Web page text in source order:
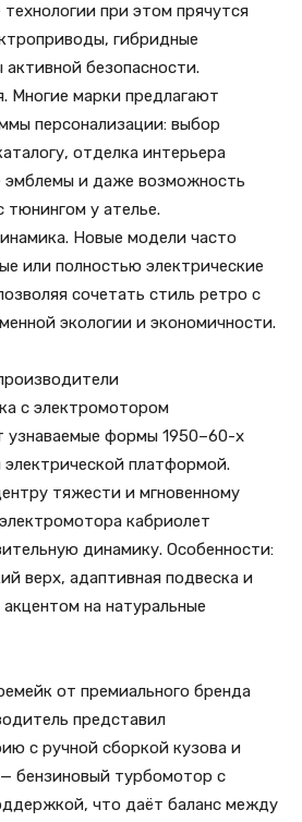
при этом прячутся
гибридные
безопасности.
Многие марки предлагают
персонализации: выбор
отделка интерьера
эмблемы и даже возможность
тюнингом у ателье.
Новые модели часто
или полностью электрические
сочетать стиль ретро с
экологии и экономичности.
с электромотором
узнаваемые формы 1950–60-х
платформой.
тяжести и мгновенному
кабриолет
динамику. Особенности:
верх, адаптивная подвеска и
на натуральные
от премиального бренда
представил
с ручной сборкой кузова и
бензиновый турбомотор с
что даёт баланс между